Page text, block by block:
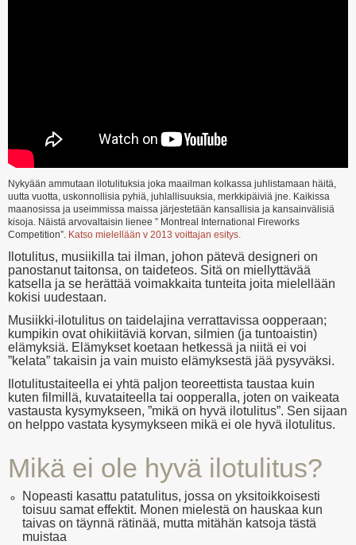
Nykyään ammutaan ilotulituksia joka maailman kolkassa juhlistamaan häitä,
uutta vuotta, uskonnollisia pyhiä, juhlallisuuksia, merkkipäiviä jne. Kaikissa
maanosissa ja useimmissa maissa järjestetään kansallisia ja kansainvälisiä
kisoja. Näistä arvovaltaisin lienee ” Montreal International Fireworks
Competition”. Katso mielellään v 2013 voittajan esitys.
Ilotulitus, musiikilla tai ilman, johon pätevä designeri on
panostanut taitonsa, on taideteos. Sitä on miellyttävää
katsella ja se herättää voimakkaita tunteita joita mielellään
kokisi uudestaan.
Musiikki-ilotulitus on taidelajina verrattavissa oopperaan;
kumpikin ovat ohikiitäviä korvan, silmien (ja tuntoaistin)
elämyksiä. Elämykset koetaan hetkessä ja niitä ei voi
”kelata” takaisin ja vain muisto elämyksestä jää pysyväksi.
Ilotulitustaiteella ei yhtä paljon teoreettista taustaa kuin
kuten filmillä, kuvataiteella tai oopperalla, joten on vaikeata
vastausta kysymykseen, ”mikä on hyvä ilotulitus”. Sen sijaan
on helppo vastata kysymykseen mikä ei ole hyvä ilotulitus.
Mikä ei ole hyvä ilotulitus?
Nopeasti kasattu patatulitus, jossa on yksitoikkoisesti
toisuu samat effektit. Monen mielestä on hauskaa kun
taivas on täynnä rätinää, mutta mitähän katsoja tästä
muistaa